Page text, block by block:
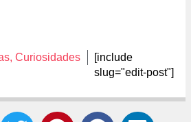
, Curiosidades
[include
slug="edit-post"]